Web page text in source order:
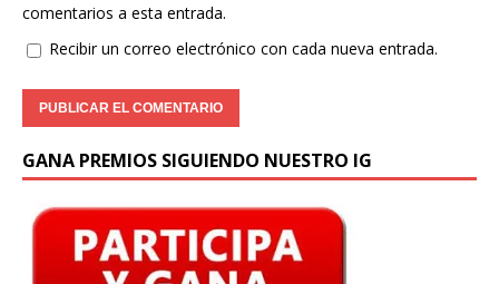
comentarios a esta entrada.
Recibir un correo electrónico con cada nueva entrada.
GANA PREMIOS SIGUIENDO NUESTRO IG